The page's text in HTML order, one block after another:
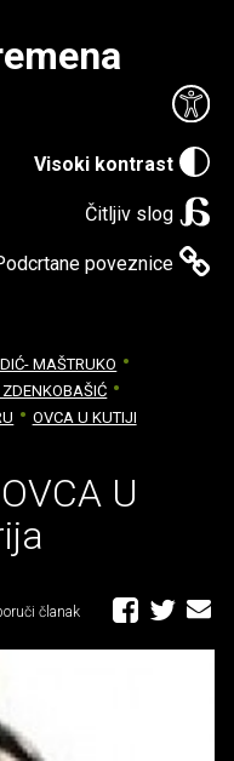
Visoki kontrast
Čitljiv slog
poveznice
knjiga.
MAŠTRUKO
ZDENKOBAŠIĆ
OVCA U KUTIJI
U
članak